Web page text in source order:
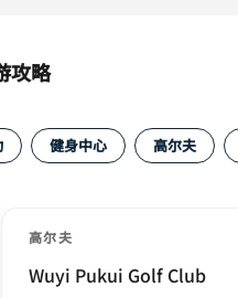
攻略
健身中心 高尔夫
高尔夫
Wuyi Pukui Golf Club